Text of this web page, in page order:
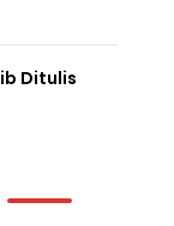
Ditulis